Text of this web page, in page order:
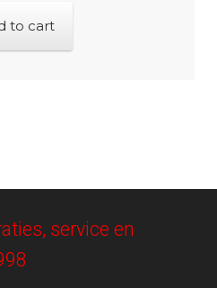
to cart
service en